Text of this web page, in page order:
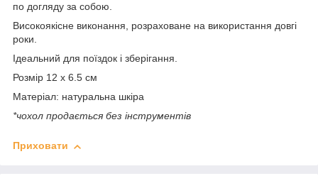
по догляду за собою.
Високоякісне виконання, розраховане на використання довгі
роки.
Ідеальний для поїздок і зберігання.
Розмір 12 x 6.5 см
Матеріал: натуральна шкіра
*чохол продається без інструментів
Приховати